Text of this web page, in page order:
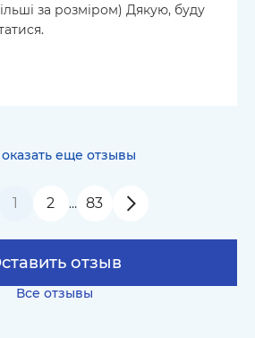
за розміром) Дякую, буду
Все отзывы
отзыв
еще отзывы
1 2 … 83